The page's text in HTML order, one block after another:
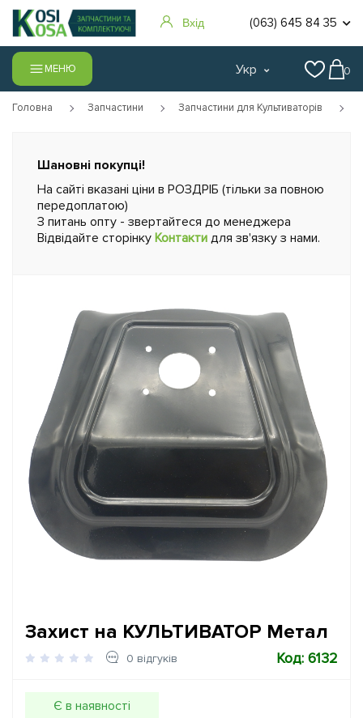
Вхід (063) 645 84 35
МЕНЮ Укр 0
Головна Запчастини Запчастини для Культиваторів
Шановні покупці!
На сайті вказані ціни в РОЗДРІБ (тільки за повною
передоплатою)
З питань опту - звертайтеся до менеджера
Відвідайте сторінку Контакти для зв'язку з нами.
Захист на КУЛЬТИВАТОР Метал
0 відгуків Код: 6132
Є в наявності